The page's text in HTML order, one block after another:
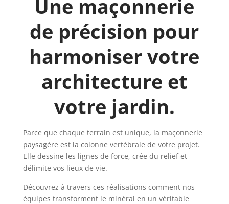
Une maçonnerie
de précision pour
harmoniser votre
architecture et
votre jardin.
Parce que chaque terrain est unique, la maçonnerie
paysagère est la colonne vertébrale de votre projet.
Elle dessine les lignes de force, crée du relief et
délimite vos lieux de vie.
Découvrez à travers ces réalisations comment nos
équipes transforment le minéral en un véritable